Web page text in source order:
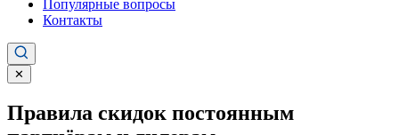
Популярные вопросы
Контакты
✕
Правила скидок постоянным